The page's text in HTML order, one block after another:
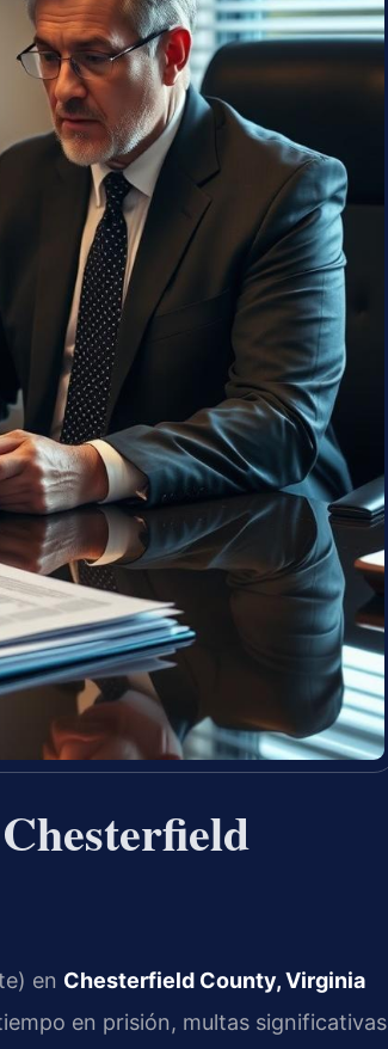
en Chesterfield County, Virginia
en prisión, multas significativas